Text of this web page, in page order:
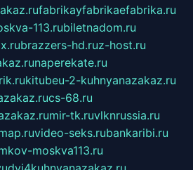
fabrikayfabrikaefabrika.ru
113.rubiletnadom.ru
brazzers-hd.ruz-host.ru
naperekate.ru
kitubeu-2-kuhnyanazakaz.ru
cs-68.ru
mir-tk.ruvlknrussia.ru
video-seks.rubankaribi.ru
moskva113.ru